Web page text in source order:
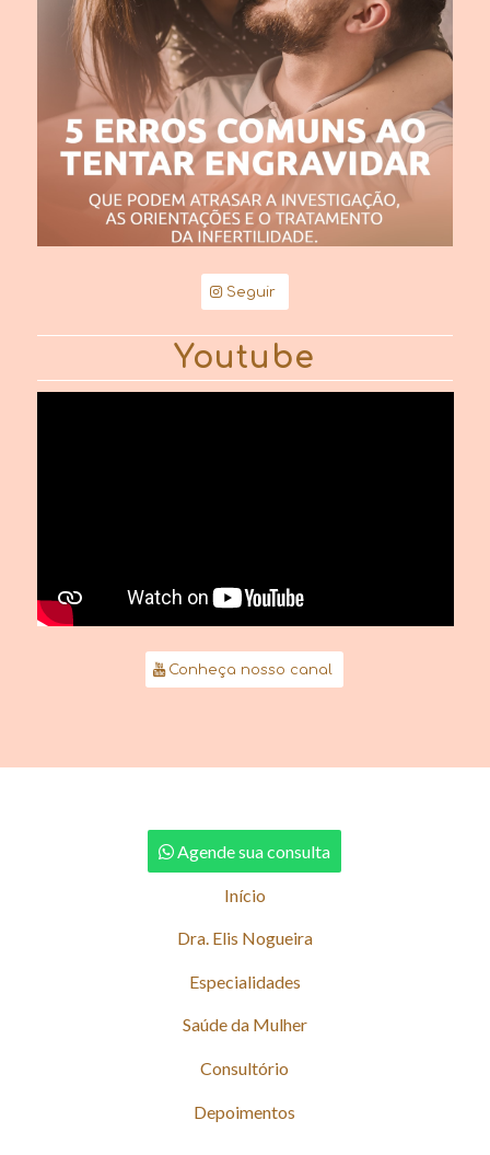
Seguir
Youtube
Conheça nosso canal
Agende sua consulta
Início
Dra. Elis Nogueira
Especialidades
Saúde da Mulher
Consultório
Depoimentos